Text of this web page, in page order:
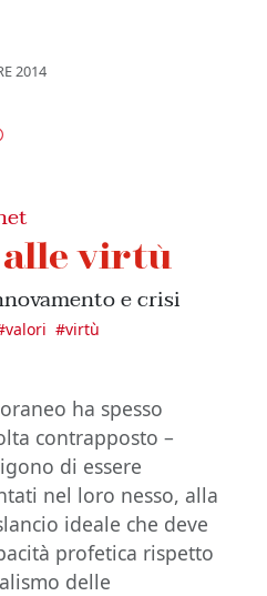
2014
virtù
e crisi
valori #virtù
ha spesso
contrapposto –
di essere
nel loro nesso, alla
ideale che deve
profetica rispetto
delle